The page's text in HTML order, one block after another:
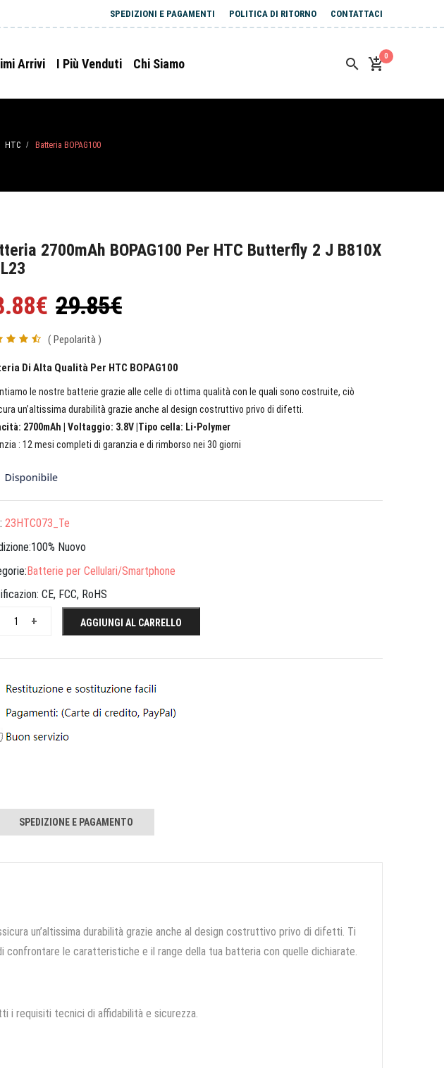
SPEDIZIONI E PAGAMENTI POLITICA DI RITORNO CONTATTACI
Arrivi I Più Venduti Chi Siamo
0
HTC / Batteria BOPAG100
2700mAh BOPAG100 Per HTC Butterfly 2 J B810X
29.85€
( Pepolarità )
Di Alta Qualità Per HTC BOPAG100
le nostre batterie grazie alle celle di ottima qualità con le quali sono costruite, ciò
un’altissima durabilità grazie anche al design costruttivo privo di difetti.
2700mAh | Voltaggio: 3.8V |Tipo cella: Li-Polymer
: 12 mesi completi di garanzia e di rimborso nei 30 giorni
23HTC073_Te
Nuovo
Batterie per Cellulari/Smartphone
CE, FCC, RoHS
+
AGGIUNGI AL CARRELLO
SPEDIZIONE E PAGAMENTO
un’altissima durabilità grazie anche al design costruttivo privo di difetti. Ti
le caratteristiche e il range della tua batteria con quelle dichiarate.
i requisiti tecnici di affidabilità e sicurezza.